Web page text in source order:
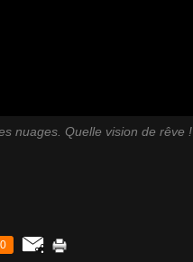
nuages. Quelle vision de rêve !
0